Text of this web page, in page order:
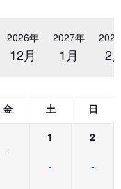
2026年
12月
2027年
1月 2
金 土 日
-
1
-
2
-